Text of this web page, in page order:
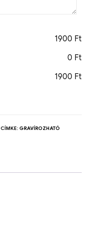
1900 Ft
0 Ft
1900 Ft
CÍMKE: GRAVÍROZHATÓ